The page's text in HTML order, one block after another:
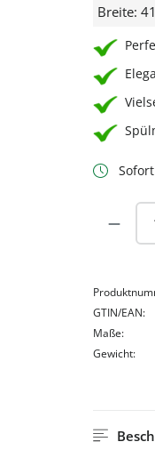
Breite:
GTIN/EAN:
Maße:
Gewicht: